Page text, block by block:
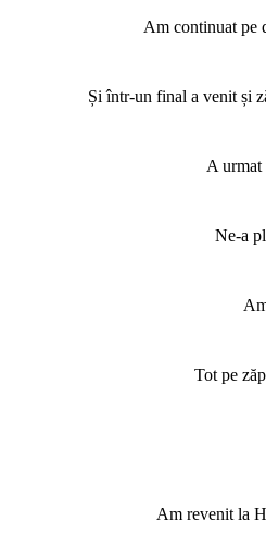
Am continuat pe
Și într-un final a venit și
A urmat
Ne-a
Tot pe
Am revenit la